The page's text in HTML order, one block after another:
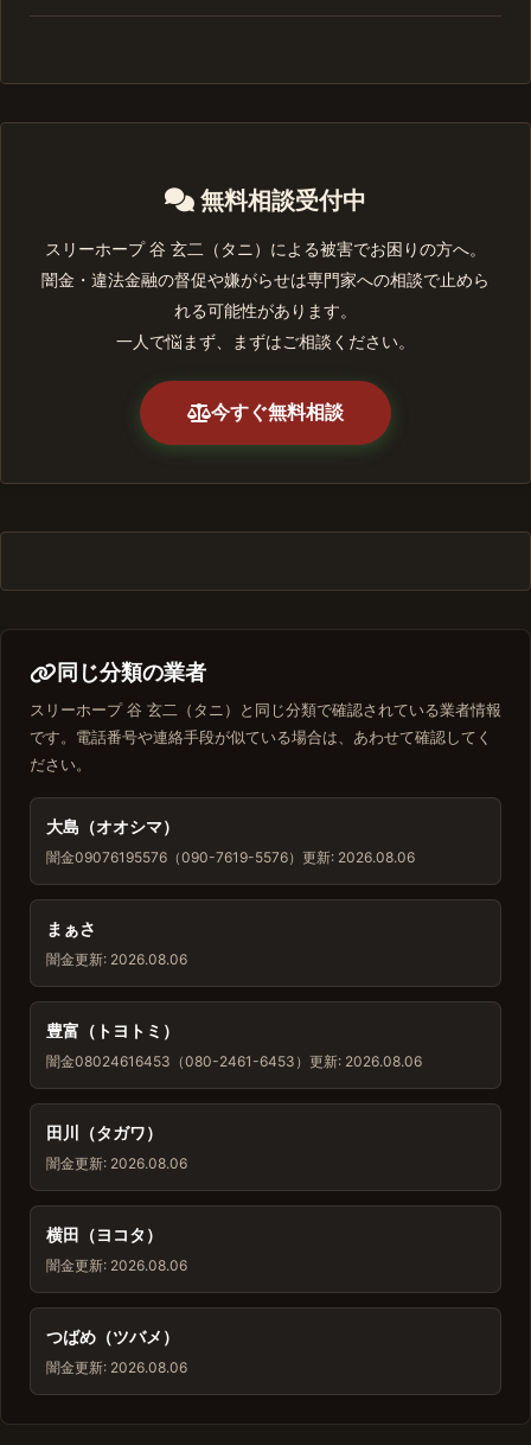
無料相談受付中
スリーホープ 谷 玄二（タニ）による被害でお困りの方へ。
闇金・違法金融の督促や嫌がらせは専門家への相談で止めら
れる可能性があります。
一人で悩まず、まずはご相談ください。
今すぐ無料相談
同じ分類の業者
スリーホープ 谷 玄二（タニ）と同じ分類で確認されている業者情報
です。電話番号や連絡手段が似ている場合は、あわせて確認してく
ださい。
大島（オオシマ）
闇金09076195576（090-7619-5576） 更新: 2026.08.06
まぁさ
闇金更新: 2026.08.06
豊富（トヨトミ）
闇金08024616453（080-2461-6453） 更新: 2026.08.06
田川（タガワ）
闇金更新: 2026.08.06
横田（ヨコタ）
闇金更新: 2026.08.06
つばめ（ツバメ）
闇金更新: 2026.08.06